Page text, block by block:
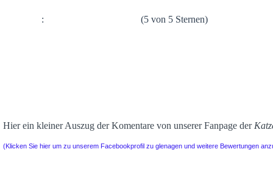
: (5 von 5 Sternen)
Hier ein kleiner Auszug der Komentare von unserer Fanpage der
(Klicken Sie hier um zu unserem Facebookprofil zu glenagen und weitere Bewertungen